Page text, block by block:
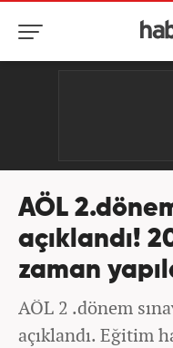
AÖL
açıklandı!
zaman
AÖL 2 .dönem
açıklandı. Eğitim